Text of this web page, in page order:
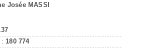
Josée MASSI
: 180 774